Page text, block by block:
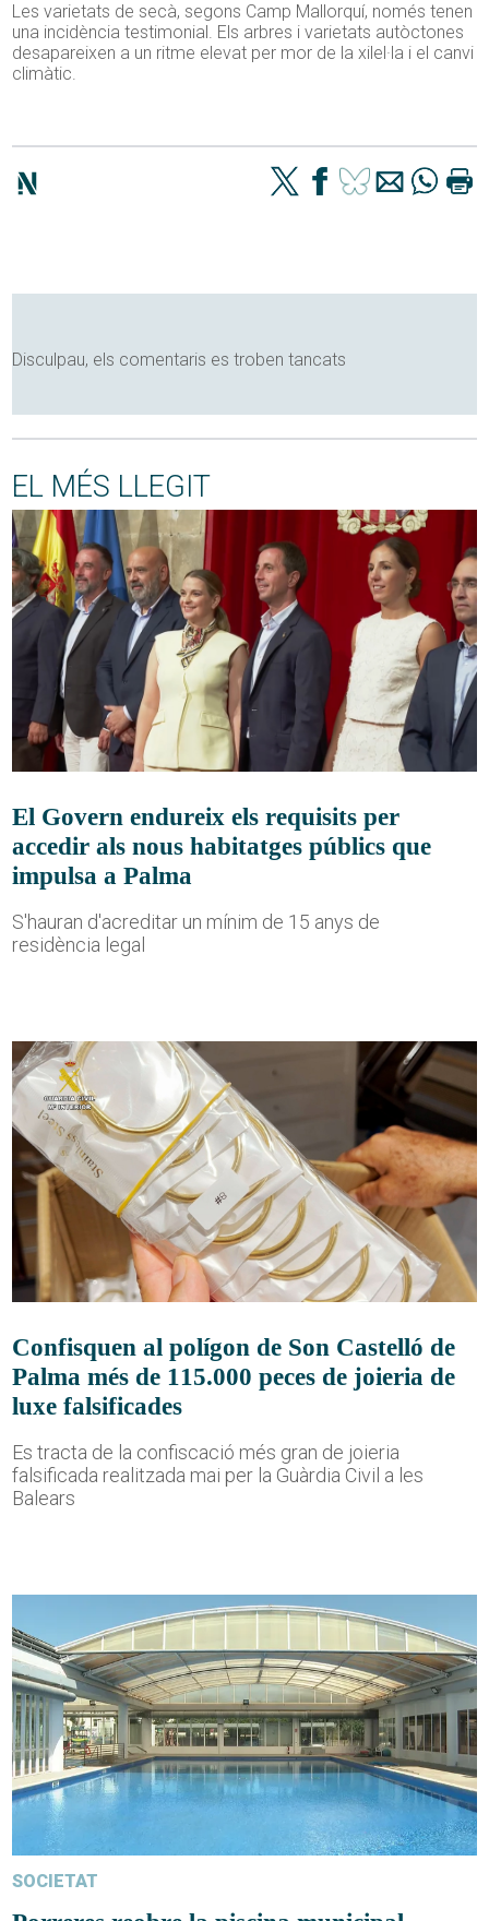
Les varietats de secà, segons Camp Mallorquí, només tenen
una incidència testimonial. Els arbres i varietats autòctones
desapareixen a un ritme elevat per mor de la xilel·la i el canvi
climàtic.
Disculpau, els comentaris es troben tancats
EL MÉS LLEGIT
El Govern endureix els requisits per
accedir als nous habitatges públics que
impulsa a Palma
S'hauran d'acreditar un mínim de 15 anys de
residència legal
Confisquen al polígon de Son Castelló de
Palma més de 115.000 peces de joieria de
luxe falsificades
Es tracta de la confiscació més gran de joieria
falsificada realitzada mai per la Guàrdia Civil a les
Balears
SOCIETAT